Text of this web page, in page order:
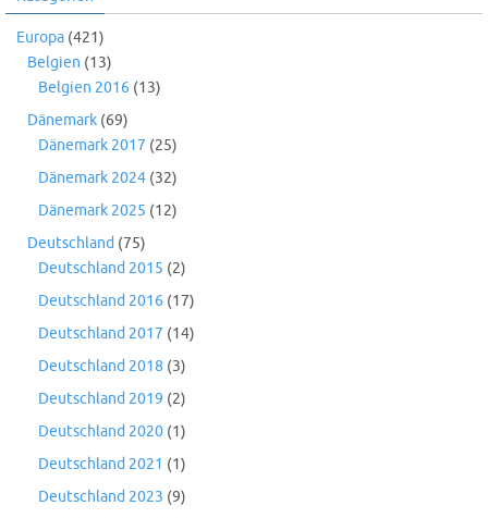
Europa (421)
Belgien (13)
Belgien 2016 (13)
Dänemark (69)
Dänemark 2017 (25)
Dänemark 2024 (32)
Dänemark 2025 (12)
Deutschland (75)
Deutschland 2015 (2)
Deutschland 2016 (17)
Deutschland 2017 (14)
Deutschland 2018 (3)
Deutschland 2019 (2)
Deutschland 2020 (1)
Deutschland 2021 (1)
Deutschland 2023 (9)